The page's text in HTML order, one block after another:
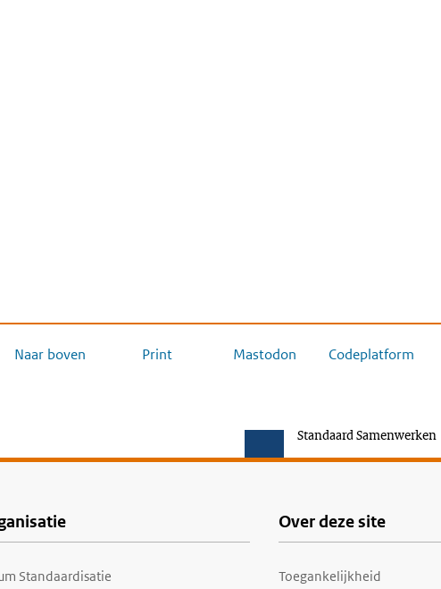
Naar boven Print Mastodon Codeplatform
Standaard Samenwerken
Standaardisatie
Over deze site
Toegankelijkheid